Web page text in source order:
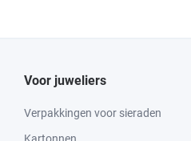
Voor juweliers
Verpakkingen voor sieraden